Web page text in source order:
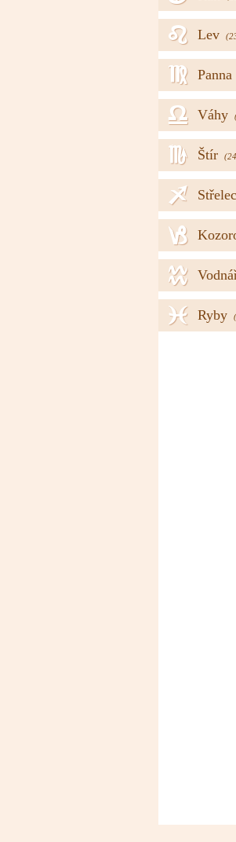
Lev
e
Panna
f
Váhy
g
Štír
h
Střelec
i
j
k
Ryby
l